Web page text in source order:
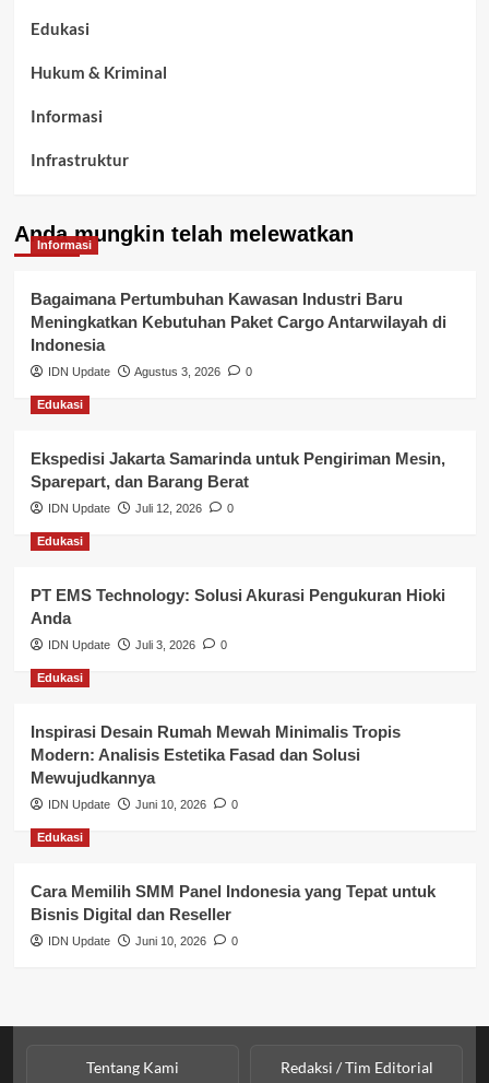
Edukasi
Hukum & Kriminal
Informasi
Infrastruktur
Kepegawaian & ASN Banyuasin
Kesehatan
Keuangan
Lalu Lintas
Layanan Publik Kabupaten Banyuasin
Nasional
Pemerintahan
Pendidikan
Perbankan & Keuangan
Perpajakan & Keuangan
Profil Wilayah Banyuasin
Sosial & Budaya
Sosial & Kesejahteraan
Anda mungkin telah melewatkan
Informasi
Bagaimana Pertumbuhan Kawasan Industri Baru
Meningkatkan Kebutuhan Paket Cargo Antarwilayah di
Indonesia
IDN Update Agustus 3, 2026 0
Edukasi
Ekspedisi Jakarta Samarinda untuk Pengiriman Mesin,
Sparepart, dan Barang Berat
IDN Update Juli 12, 2026 0
Edukasi
PT EMS Technology: Solusi Akurasi Pengukuran Hioki
Anda
IDN Update Juli 3, 2026 0
Edukasi
Inspirasi Desain Rumah Mewah Minimalis Tropis
Modern: Analisis Estetika Fasad dan Solusi
Mewujudkannya
IDN Update Juni 10, 2026 0
Edukasi
Cara Memilih SMM Panel Indonesia yang Tepat untuk
Bisnis Digital dan Reseller
IDN Update Juni 10, 2026 0
Tentang Kami Redaksi / Tim Editorial